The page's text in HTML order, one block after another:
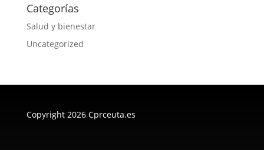
Categorías
Salud y bienestar
Uncategorized
Copyright 2026 Cprceuta.es